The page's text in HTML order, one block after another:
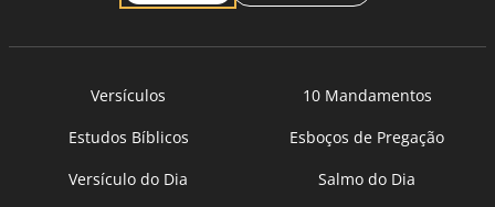
Versículos
10 Mandamentos
Estudos Bíblicos
Esboços de Pregação
Versículo do Dia
Salmo do Dia